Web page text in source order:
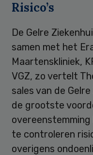
Risico’s
De Gelre
samen met het
Maartenskliniek,
VGZ, zo vertelt
sales van de
de grootste
te controleren
overigens